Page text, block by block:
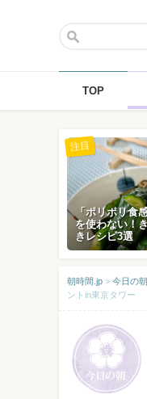
TOP
「ポリポリ食
を使わない！
きレシピ3選
注目
朝時間.jp > 今日の朝
ントin東京タワー